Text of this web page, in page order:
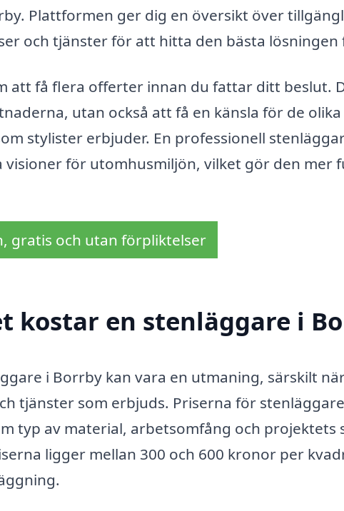
Plattformen ger dig en översikt över
och tjänster för att hitta den bästa
att få flera offerter innan du fattar ditt beslut.
utan också att få en känsla för de
stylister erbjuder. En professionell
för utomhusmiljön, vilket gör den mer
gratis och utan förpliktelser
kostar en stenläggare i
i Borrby kan vara en utmaning, särskilt
tjänster som erbjuds. Priserna för
typ av material, arbetsomfång och projektets
ligger mellan 300 och 600 kronor per